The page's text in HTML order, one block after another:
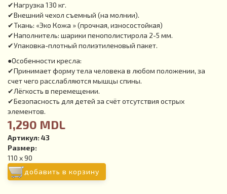
✔Нагрузка 130 кг.
✔Внешний чехол съемный (на молнии).
✔Ткань: «Эко Кожа » (прочная, износостойкая)
✔Наполнитель: шарики пенополистирола 2-5 мм.
✔Упаковка-плотный полиэтиленовый пакет.
●Особенности кресла:
✔Принимает форму тела человека в любом положении, за
счет чего расслабляются мышцы спины.
✔Лёгкость в перемещении.
✔Безопасность для детей за счёт отсутствия острых
элементов.
1,290 MDL
Артикул: 43
Размер:
110 x 90
добавить в корзину